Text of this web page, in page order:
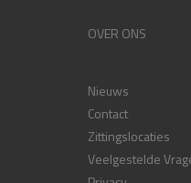
OVER ONS
Nieuws
Contact
Zittingslocaties
Veelgestelde